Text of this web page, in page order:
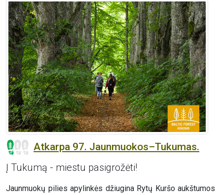
Atkarpa 97. Jaunmuokos–Tukumas.
Į Tukumą - miestu pasigrožėti!
Jaunmuokų pilies apylinkės džiugina Rytų Kuršo aukštumos